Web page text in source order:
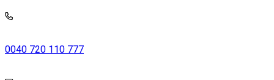
0040 720 110 777